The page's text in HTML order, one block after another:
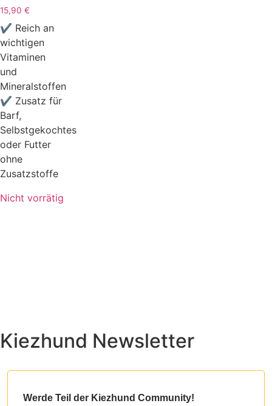
15,90 €
✔ Reich an
wichtigen
Vitaminen
und
Mineralstoffen
✔ Zusatz für
Barf,
Selbstgekochtes
oder Futter
ohne
Zusatzstoffe
Nicht vorrätig
Kiezhund Newsletter
Werde Teil der Kiezhund Community!